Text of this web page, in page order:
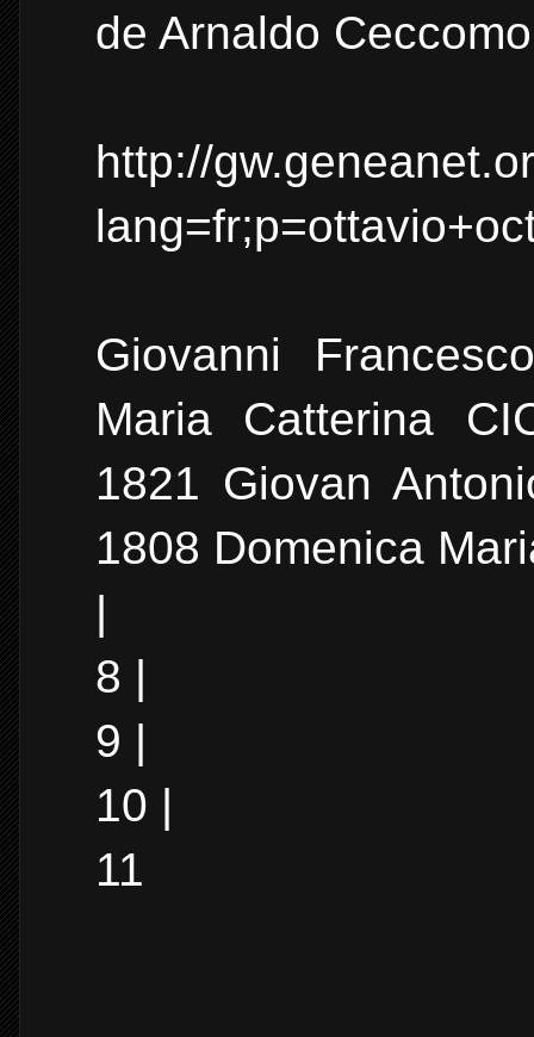
de Arnaldo
http://
Giovanni
Maria Catterina
1821 Giovan
1808 Domenica
|
8 |
9 |
10 |
11